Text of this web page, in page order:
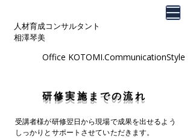
人材育成コンサルタント
相澤琴美
Office KOTOMI.CommunicationStyle
​研修実施までの流れ
​受講者様が研修翌日から現場で成果を出せるよう
しっかりとサポートさせていただきます。